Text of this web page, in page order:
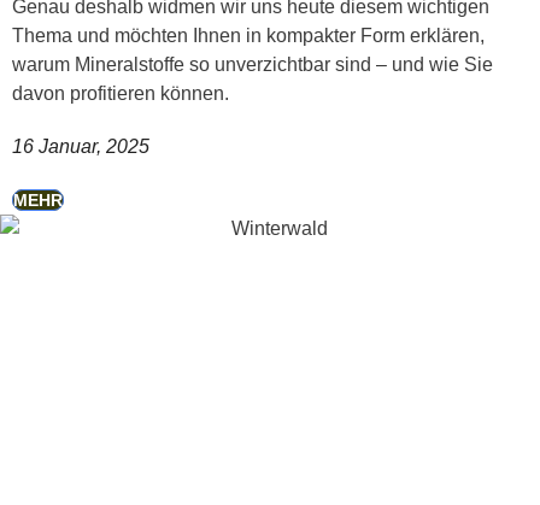
Genau deshalb widmen wir uns heute diesem wichtigen
Thema und möchten Ihnen in kompakter Form erklären,
warum Mineralstoffe so unverzichtbar sind – und wie Sie
davon profitieren können.
16 Januar, 2025
MEHR